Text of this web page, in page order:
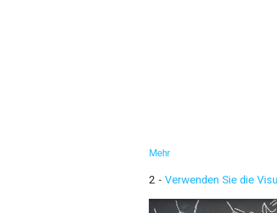
Mehr
2 - Verwenden Sie die